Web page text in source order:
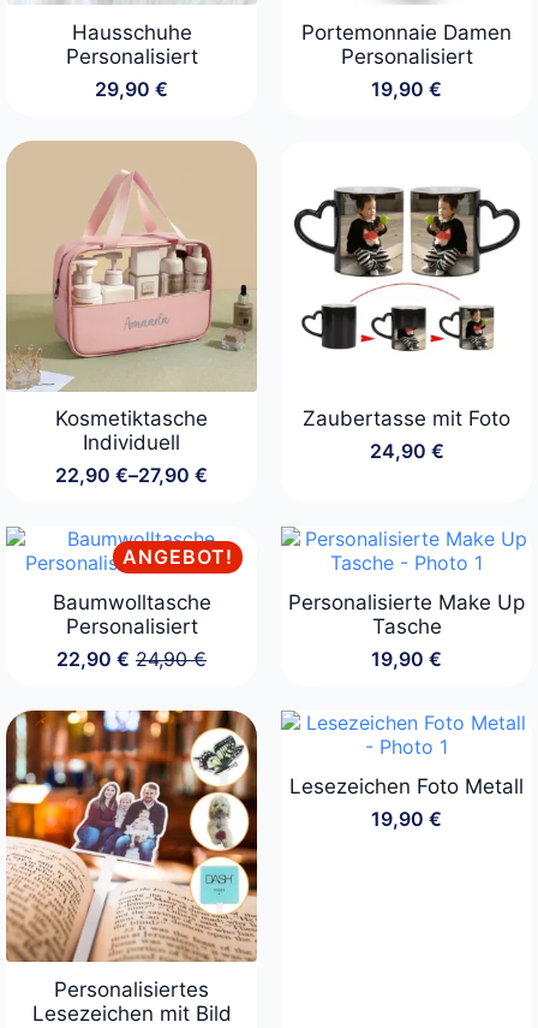
Hausschuhe
Personalisiert
29,90 €
Portemonnaie Damen
Personalisiert
19,90 €
Kosmetiktasche
Individuell
22,90 €–27,90 €
Preisspanne:
bis
27,90 €
Zaubertasse mit Foto
24,90 €
ANGEBOT!
Baumwolltasche
Personalisiert
24,90€
Ursprünglicher
war:
24,90 €
22,90€ Aktueller
ist:
22,90 €.
Personalisierte Make Up
Tasche
19,90 €
Personalisiertes
Lesezeichen mit Bild
Lesezeichen Foto Metall
19,90 €